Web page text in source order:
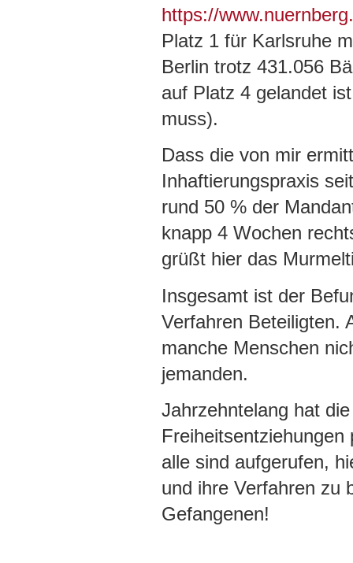
https://
Platz 1 für Karlsruhe
Berlin trotz 431.056
auf Platz 4 gelandet
muss).
Dass die von mir
Inhaftierungspraxis
rund 50 % der
knapp 4 Wochen
grüßt hier das
Insgesamt ist der
Verfahren Beteiligten.
manche Menschen
jemanden.
Jahrzehntelang hat
alle sind aufgerufen,
und ihre Verfahren zu
Gefangenen!